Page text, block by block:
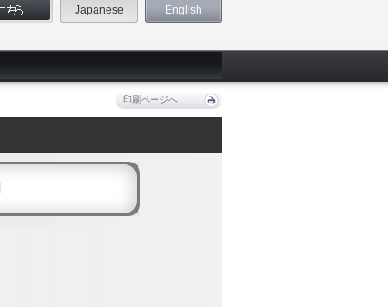
Japanese English
印刷ページへ